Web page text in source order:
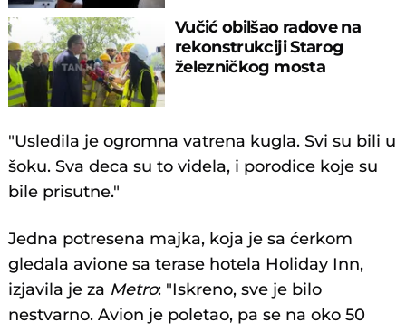
Vučić obilšao radove na
rekonstrukciji Starog
železničkog mosta
"Usledila je ogromna vatrena kugla. Svi su bili u
šoku. Sva deca su to videla, i porodice koje su
bile prisutne."
Jedna potresena majka, koja je sa ćerkom
gledala avione sa terase hotela Holiday Inn,
izjavila je za Metro: "Iskreno, sve je bilo
nestvarno. Avion je poletao, pa se na oko 50